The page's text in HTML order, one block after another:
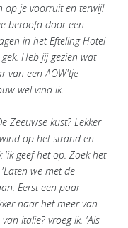
op je voorruit en terwijl
beroofd door een
in het Efteling Hotel
Heb jij gezien wat
van een AOW'tje
wel vind ik.
Zeeuwse kust? Lekker
op het strand en
'ik geef het op. Zoek het
we met de
Eerst een paar
naar het meer van
Italie? vroeg ik. 'Als